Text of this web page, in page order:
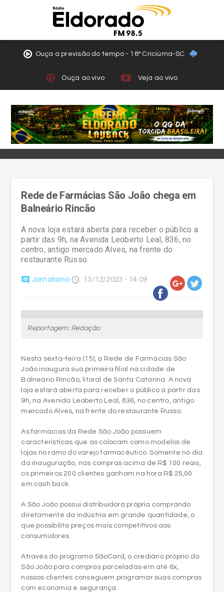
Ouça a previsão do tempo - 18º Criciúma-SC
Ouça ao vivo Veja ao vivo
Rede de Farmácias São João chega em
Balneário Rincão
A nova loja estará aberta para receber o público a
partir das 9h, na Avenida Leoberto Leal, 836, no
centro, antigo mercado Alves, na frente do
restaurante Russo.
comment Jornalismo access_time 13/12/2023 - 14:09
Reportagem: Redação
Nesta sexta-feira (15), a Rede de Farmácias São
João inaugura sua primeira filial na cidade de
Balneário Rincão, litoral de Santa Catarina. A nova
loja estará aberta para receber o público a partir das
9h, na Avenida Leoberto Leal, 836, no centro, antigo
mercado Alves, na frente do restaurante Russo.
As farmácias da Rede São João possuem
características que as colocam como modelos de
lojas no ramo do varejo farmacêutico. Somente no dia
da inauguração, nas compras acima de R$ 100 reais,
os primeiros 200 clientes ganham na hora R$ 25,00
em cash back.
A São João possui distribuidora própria comprando
diretamente da indústria em grande quantidade, o
que possibilita preços mais competitivos aos
consumidores.
Através do programa SãoCard, o crediário próprio da
São João para compras parceladas em até 6x,
nossos clientes conseguem programar suas compras
com economia e segurança.